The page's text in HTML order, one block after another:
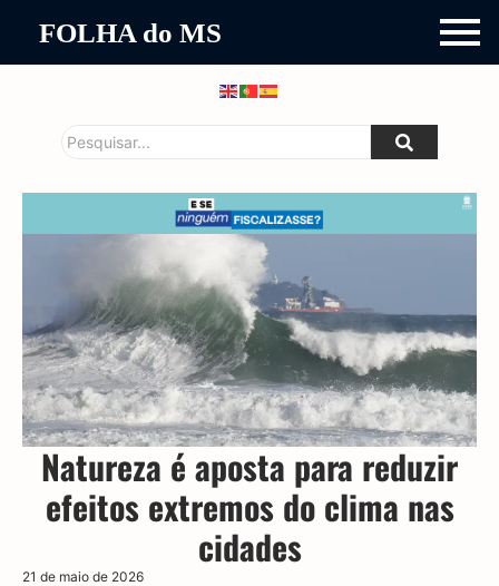
FOLHA do MS
Natureza é aposta para reduzir
efeitos extremos do clima nas
cidades
21 de maio de 2026